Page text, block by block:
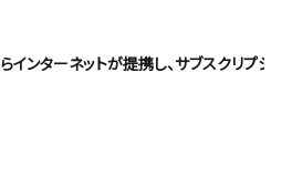
インターネットが提携し、サブスクリプ